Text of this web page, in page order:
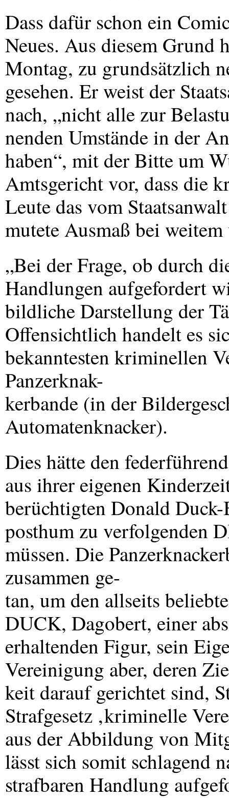
Dass dafür schon ein
Neues. Aus diesem Grund
Montag, zu grundsätzlich
gesehen. Er weist der
nach, „nicht alle zur
nenden Umstände in der
haben“, mit der Bitte um
Amtsgericht vor, dass die
Leute das vom
mutete Ausmaß bei
„Bei der Frage, ob durch
Handlungen aufgefordert
bildliche Darstellung der
Offensichtlich handelt es
bekanntesten kriminellen
Panzerknak-
kerbande (in der
Automatenknacker).
Dies hätte den
aus ihrer eigenen
berüchtigten Donald
posthum zu verfolgenden
müssen. Die
zusammen ge-
tan, um den allseits
DUCK, Dagobert, einer
erhaltenden Figur, sein
Vereinigung aber, deren
keit darauf gerichtet sind,
Strafgesetz ‚kriminelle
aus der Abbildung von
lässt sich somit schlagend
strafbaren Handlung